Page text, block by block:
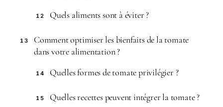
12 Quels aliments sont à éviter ?
13
Comment optimiser les bienfaits de la tomate
dans votre alimentation ?
14 Quelles formes de tomate privilégier ?
15 Quelles recettes peuvent intégrer la tomate ?